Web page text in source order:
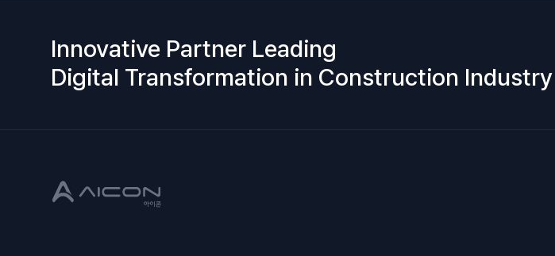
Innovative Partner Leading
Digital Transformation in Construction Industry